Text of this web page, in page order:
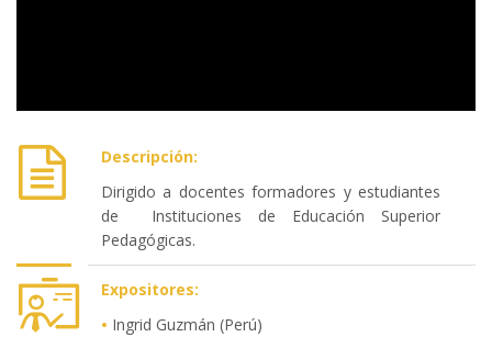
Descripción:
Dirigido a docentes formadores y estudiantes
de Instituciones de Educación Superior
Pedagógicas.
Expositores:
• Ingrid Guzmán (Perú)